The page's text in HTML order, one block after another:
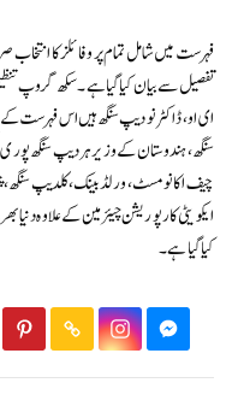
فہرست میں شامل تمام پروفائلز کا
ای او، ڈاکٹر نودیپ سنگھ ہیں اس فہرست
سنگھ، ہندوستان کے وزیر ہردیپ سنگھ پوری،
چیف اکانومسٹ، ورلڈ بینک، کلدیپ سنگھ،
ایکویٹی کارپوریشن چیئرمین کے علاوہ
کیاگیا ہے۔